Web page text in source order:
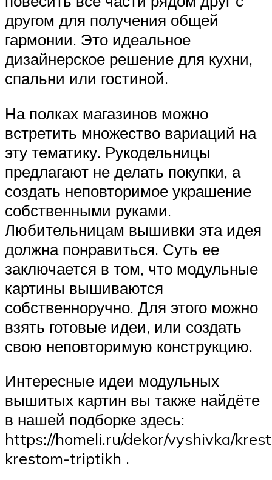
другом для получения общей
гармонии. Это идеальное
дизайнерское решение для кухни,
спальни или гостиной.
На полках магазинов можно
встретить множество вариаций на
эту тематику. Рукодельницы
предлагают не делать покупки, а
создать неповторимое украшение
собственными руками.
Любительницам вышивки эта идея
должна понравиться. Суть ее
заключается в том, что модульные
картины вышиваются
собственноручно. Для этого можно
взять готовые идеи, или создать
свою неповторимую конструкцию.
Интересные идеи модульных
вышитых картин вы также найдёте
в нашей подборке здесь:
https://homeli.ru/dekor/vyshivka/
krestom-triptikh .